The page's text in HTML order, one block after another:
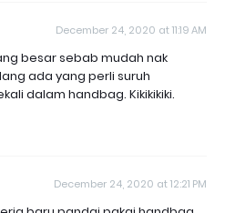
December 24, 2020 at 11:19 AM
besar sebab mudah nak
ada yang perli suruh
dalam handbag. Kikikikiki.
December 24, 2020 at 12:21 PM